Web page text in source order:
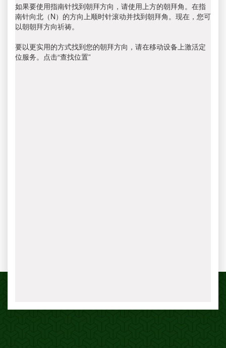
如果要使用指南针找到朝拜方向，请使用上方的朝拜角。在指
南针向北（N）的方向上顺时针滚动并找到朝拜角。现在，您可
以朝朝拜方向祈祷。
要以更实用的方式找到您的朝拜方向，请在移动设备上激活定
位服务。点击“查找位置”